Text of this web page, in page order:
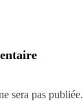
sera pas publiée.